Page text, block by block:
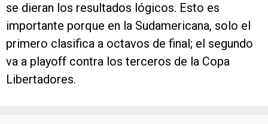
se dieran los resultados lógicos. Esto es
importante porque en la Sudamericana, solo el
primero clasifica a octavos de final; el segundo
va a playoff contra los terceros de la Copa
Libertadores.